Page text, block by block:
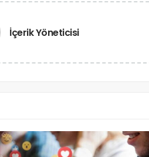
İçerik Yöneticisi